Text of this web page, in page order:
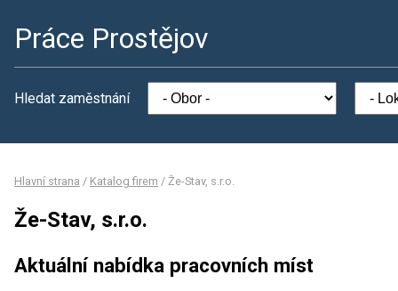
Práce Prostějov
Hledat zaměstnání
Hlavní strana / Katalog firem / Že-Stav, s.r.o.
Že-Stav, s.r.o.
Aktuální nabídka pracovních míst